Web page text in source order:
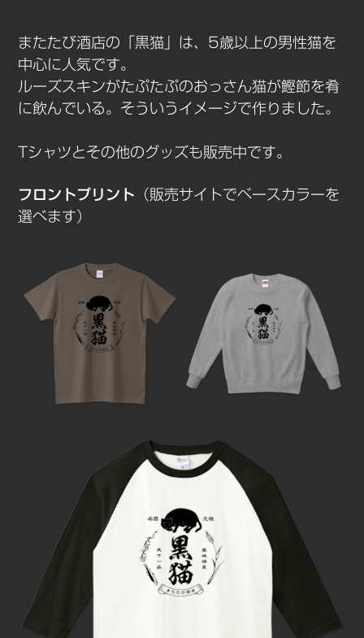
またたび酒店の「黒猫」は、5歳以上の男性猫を
中心に人気です。
ルーズスキンがたぷたぷのおっさん猫が鰹節を肴
に飲んでいる。そういうイメージで作りました。
Tシャツとその他のグッズも販売中です。
フロントプリント （販売サイトでベースカラーを
選べます）